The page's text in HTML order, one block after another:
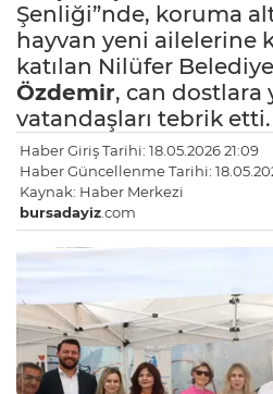
Şenliği”nde, koruma
hayvan yeni ailelerine
katılan Nilüfer
Özdemir, can dostlara
vatandaşları tebrik etti.
Haber Giriş Tarihi: 18.05.2026 21:09
Haber Güncellenme Tarihi:
Kaynak: Haber Merkezi
bursadayiz.com